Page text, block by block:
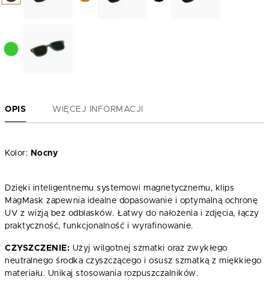
OPIS WIĘCEJ INFORMACJI
Kolor: Nocny
Dzięki inteligentnemu systemowi magnetycznemu, klips
MagMask zapewnia idealne dopasowanie i optymalną ochronę
UV z wizją bez odblasków. Łatwy do nałożenia i zdjęcia, łączy
praktyczność, funkcjonalność i wyrafinowanie.
CZYSZCZENIE: Użyj wilgotnej szmatki oraz zwykłego
neutralnego środka czyszczącego i osusz szmatką z miękkiego
materiału. Unikaj stosowania rozpuszczalników.